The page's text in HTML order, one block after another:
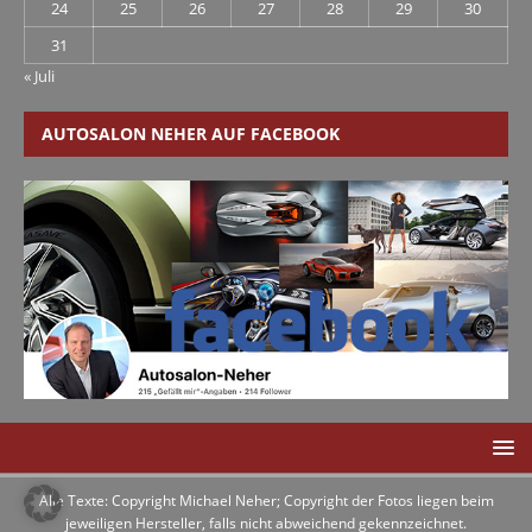
24
25 26 27 28 29
30
31
« Juli
AUTOSALON NEHER AUF FACEBOOK
Alle Texte: Copyright Michael Neher; Copyright der Fotos liegen beim
jeweiligen Hersteller, falls nicht abweichend gekennzeichnet.